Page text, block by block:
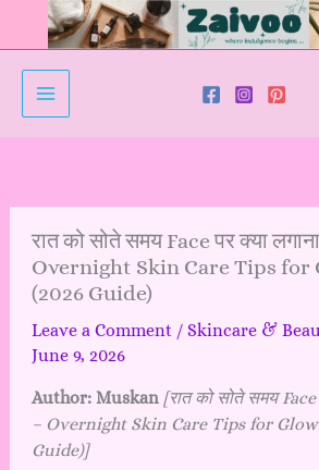
रात को सोते समय Face पर क्या
Overnight Skin Care Tips for
(2026 Guide)
Leave a Comment / Skincare &
June 9, 2026
Author: Muskan[रात को सोते समय Face
– Overnight Skin Care Tips for
Guide)]